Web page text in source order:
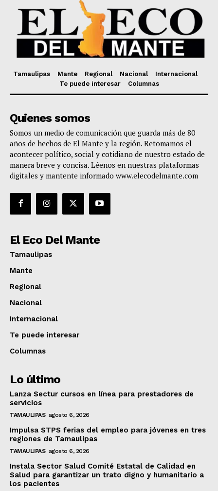
Tamaulipas Mante Regional Nacional
Internacional
Te puede interesar
Columnas
Quienes somos
Somos un medio de comunicación que guarda más de 80
años de hechos de El Mante y la región. Retomamos el
acontecer político, social y cotidiano de nuestro estado de
manera breve y concisa. Léenos en nuestras plataformas
digitales y mantente informado www.elecodelmante.com
El Eco Del Mante
Tamaulipas
Mante
Regional
Nacional
Internacional
Te puede interesar
Columnas
Lo último
Lanza Sectur cursos en línea para prestadores de
servicios
TAMAULIPAS agosto 6, 2026
Impulsa STPS ferias del empleo para jóvenes en tres
regiones de Tamaulipas
TAMAULIPAS agosto 6, 2026
Instala Sector Salud Comité Estatal de Calidad en
Salud para garantizar un trato digno y humanitario a
los pacientes